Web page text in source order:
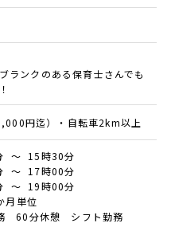
ランクのある保育士さんでも
円迄）・自転車2km以上
～ 15時30分
～ 17時00分
～ 19時00分
月単位
60分休憩 シフト勤務